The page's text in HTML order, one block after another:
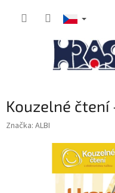
Kouzelné čtení
Značka: ALBI